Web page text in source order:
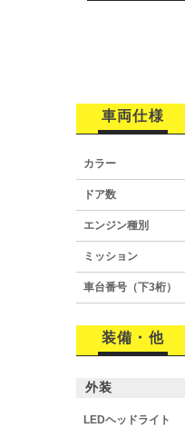
車両仕様
カラー
ドア数
エンジン種別
ミッション
車台番号（下3桁）
装備・他
外装
LEDヘッドライト